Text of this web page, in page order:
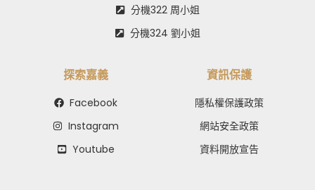
分機322 周小姐
分機324 劉小姐
探索嘉義
Facebook
Instagram
Youtube
資訊保護
隱私權保護政策
網站安全政策
資料開放宣告